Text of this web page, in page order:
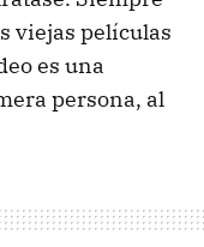
viejas películas
es una
persona, al